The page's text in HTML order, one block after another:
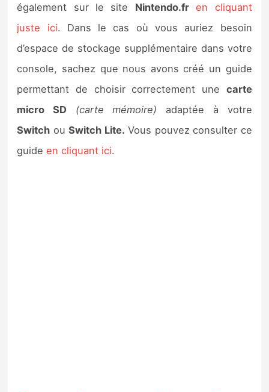
également sur le site Nintendo.fr en cliquant
juste ici. Dans le cas où vous auriez besoin
d’espace de stockage supplémentaire dans votre
console, sachez que nous avons créé un guide
permettant de choisir correctement une carte
micro SD (carte mémoire) adaptée à votre
Switch ouSwitch Lite. Vous pouvez consulter ce
guideen cliquant ici.